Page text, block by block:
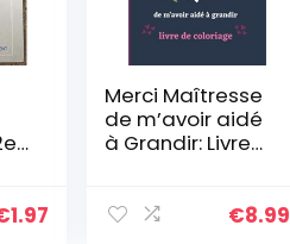
1.97
Merci Maîtresse
de m’avoir aidé
à Grandir: Livre
personnalisé€8.99